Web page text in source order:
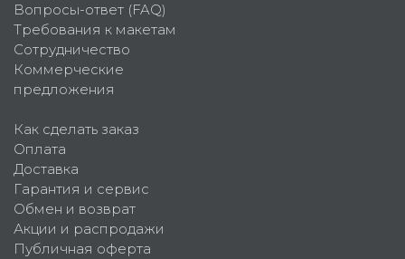
Вопросы-ответ (FAQ)
Требования к макетам
Сотрудничество
Коммерческие
предложения
Как сделать заказ
Оплата
Доставка
Гарантия и сервис
Обмен и возврат
Акции и распродажи
Публичная оферта